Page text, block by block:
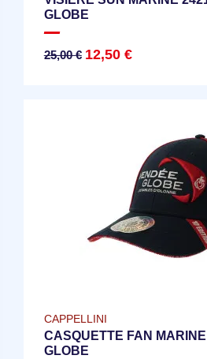
GLOBE
25,00 € 12,50 €
CAPPELLINI
CASQUETTE FAN
GLOBE